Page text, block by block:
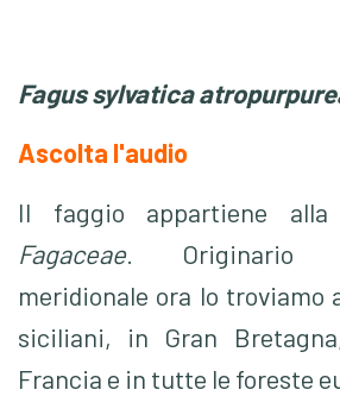
Fagus sylvatica
Ascolta l'audio
Il faggio appartiene alla
Fagaceae. Originario
meridionale ora lo troviamo
siciliani, in Gran
Francia e in tutte le foreste